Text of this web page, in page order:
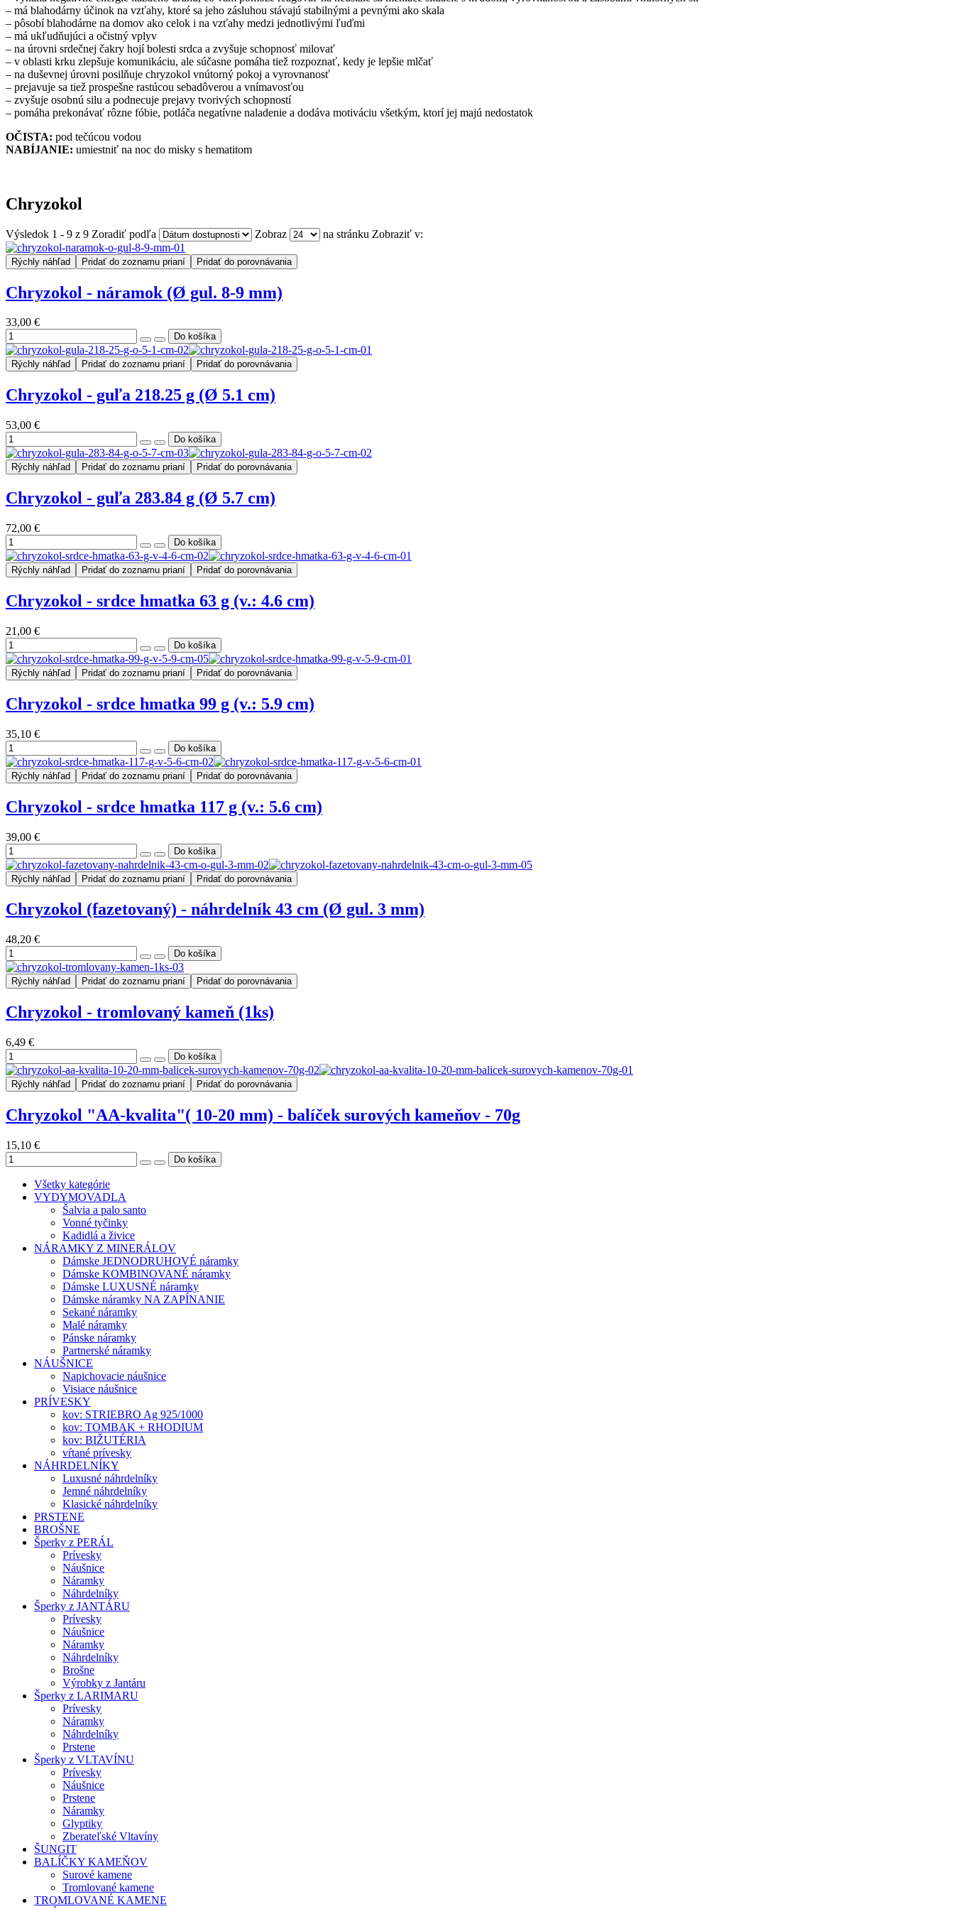
– má blahodárny účinok na vzťahy, ktoré sa jeho zásluhou stávajú stabilnými a pevnými ako skala
– pôsobí blahodárne na domov ako celok i na vzťahy medzi jednotlivými ľuďmi
– má ukľudňujúci a očistný vplyv
– na úrovni srdečnej čakry hojí bolesti srdca a zvyšuje schopnosť milovať
– v oblasti krku zlepšuje komunikáciu, ale súčasne pomáha tiež rozpoznať, kedy je lepšie mlčať
– na duševnej úrovni posilňuje chryzokol vnútorný pokoj a vyrovnanosť
– prejavuje sa tiež prospešne rastúcou sebadôverou a vnímavosťou
– zvyšuje osobnú silu a podnecuje prejavy tvorivých schopností
– pomáha prekonávať rôzne fóbie, potláča negatívne naladenie a dodáva motiváciu všetkým, ktorí jej majú nedostatok
OČISTA: pod tečúcou vodou
NABÍJANIE: umiestniť na noc do misky s hematitom
Chryzokol
Výsledok 1 - 9 z 9 Zoradiť podľa Zobraz na stránku Zobraziť v:
Rýchly náhľad Pridať do zoznamu prianí Pridať do porovnávania
Chryzokol - náramok (Ø gul. 8-9 mm)
33,00 €
Rýchly náhľad Pridať do zoznamu prianí Pridať do porovnávania
Chryzokol - guľa 218.25 g (Ø 5.1 cm)
53,00 €
Rýchly náhľad Pridať do zoznamu prianí Pridať do porovnávania
Chryzokol - guľa 283.84 g (Ø 5.7 cm)
72,00 €
Rýchly náhľad Pridať do zoznamu prianí Pridať do porovnávania
Chryzokol - srdce hmatka 63 g (v.: 4.6 cm)
21,00 €
Rýchly náhľad Pridať do zoznamu prianí Pridať do porovnávania
Chryzokol - srdce hmatka 99 g (v.: 5.9 cm)
35,10 €
Rýchly náhľad Pridať do zoznamu prianí Pridať do porovnávania
Chryzokol - srdce hmatka 117 g (v.: 5.6 cm)
39,00 €
Rýchly náhľad Pridať do zoznamu prianí Pridať do porovnávania
Chryzokol (fazetovaný) - náhrdelník 43 cm (Ø gul. 3 mm)
48,20 €
Rýchly náhľad Pridať do zoznamu prianí Pridať do porovnávania
Chryzokol - tromlovaný kameň (1ks)
6,49 €
Rýchly náhľad Pridať do zoznamu prianí Pridať do porovnávania
Chryzokol "AA-kvalita"( 10-20 mm) - balíček surových kameňov - 70g
15,10 €
Všetky kategórie
VYDYMOVADLA
Šalvia a palo santo
Vonné tyčinky
Kadidlá a živice
NÁRAMKY Z MINERÁLOV
Dámske JEDNODRUHOVÉ náramky
Dámske KOMBINOVANÉ náramky
Dámske LUXUSNÉ náramky
Dámske náramky NA ZAPÍNANIE
Sekané náramky
Malé náramky
Pánske náramky
Partnerské náramky
NÁUŠNICE
Napichovacie náušnice
Visiace náušnice
PRÍVESKY
kov: STRIEBRO Ag 925/1000
kov: TOMBAK + RHODIUM
kov: BIŽUTÉRIA
vŕtané prívesky
NÁHRDELNÍKY
Luxusné náhrdelníky
Jemné náhrdelníky
Klasické náhrdelníky
PRSTENE
BROŠNE
Šperky z PERÁL
Prívesky
Náušnice
Náramky
Náhrdelníky
Šperky z JANTÁRU
Prívesky
Náušnice
Náramky
Náhrdelníky
Brošne
Výrobky z Jantáru
Šperky z LARIMARU
Prívesky
Náramky
Náhrdelníky
Prstene
Šperky z VLTAVÍNU
Prívesky
Náušnice
Prstene
Náramky
Glyptiky
Zberateľské Vltavíny
ŠUNGIT
BALÍČKY KAMEŇOV
Surové kamene
Tromlované kamene
TROMLOVANÉ KAMENE